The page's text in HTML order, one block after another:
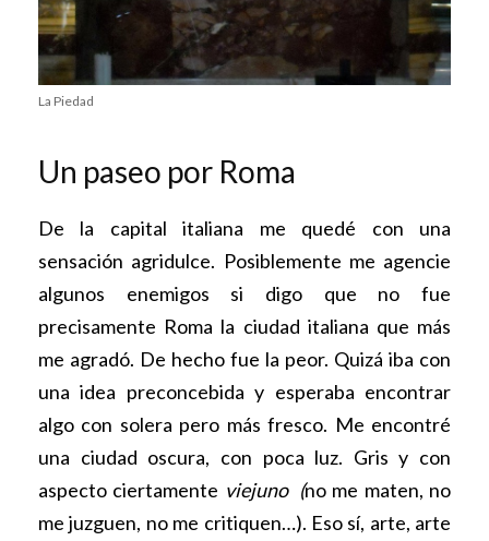
La Piedad
Un paseo por Roma
De la capital italiana me quedé con una
sensación agridulce. Posiblemente me agencie
algunos enemigos si digo que no fue
precisamente Roma la ciudad italiana que más
me agradó. De hecho fue la peor. Quizá iba con
una idea preconcebida y esperaba encontrar
algo con solera pero más fresco. Me encontré
una ciudad oscura, con poca luz. Gris y con
aspecto ciertamente viejuno (no me maten, no
me juzguen, no me critiquen…). Eso sí, arte, arte